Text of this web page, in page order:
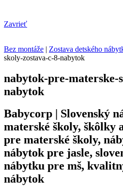
Zavrieť
Bez montáže | Zostava detského
skoly-zostava-c-8-nabytok
nabytok-pre-materske-
nabytok
Babycorp | Slovenský
materské školy, škôlky
pre materské školy,
nábytok pre jasle,
nábytku pre mš,
nábytok